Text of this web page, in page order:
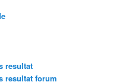
resultat
resultat forum